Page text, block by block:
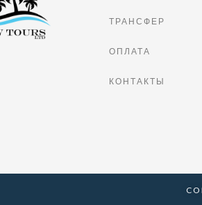
ТРАНСФЕР
ОПЛАТА
КОНТАКТЫ